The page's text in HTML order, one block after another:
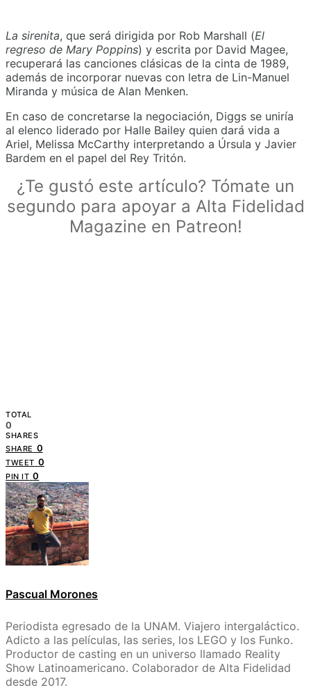
La sirenita, que será dirigida por Rob Marshall (El
regreso de Mary Poppins) y escrita por David Magee,
recuperará las canciones clásicas de la cinta de 1989,
además de incorporar nuevas con letra de Lin-Manuel
Miranda y música de Alan Menken.
En caso de concretarse la negociación, Diggs se uniría
al elenco liderado por Halle Bailey quien dará vida a
Ariel, Melissa McCarthy interpretando a Úrsula y Javier
Bardem en el papel del Rey Tritón.
¿Te gustó este artículo? Tómate un
segundo para apoyar a Alta Fidelidad
Magazine en Patreon!
TOTAL
0
SHARES
SHARE 0
TWEET 0
PIN IT 0
Pascual Morones
Periodista egresado de la UNAM. Viajero intergaláctico.
Adicto a las películas, las series, los LEGO y los Funko.
Productor de casting en un universo llamado Reality
Show Latinoamericano. Colaborador de Alta Fidelidad
desde 2017.